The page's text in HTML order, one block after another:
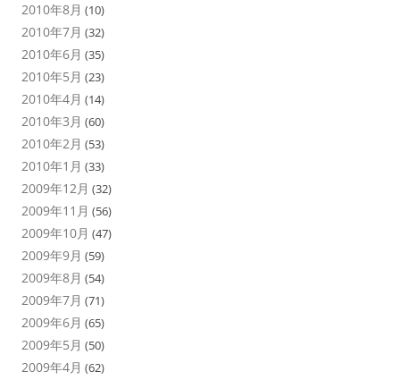
2010年8月 (10)
2010年7月 (32)
2010年6月 (35)
2010年5月 (23)
2010年4月 (14)
2010年3月 (60)
2010年2月 (53)
2010年1月 (33)
2009年12月 (32)
2009年11月 (56)
2009年10月 (47)
2009年9月 (59)
2009年8月 (54)
2009年7月 (71)
2009年6月 (65)
2009年5月 (50)
2009年4月 (62)